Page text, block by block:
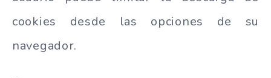
cookies desde las opciones de su
navegador.